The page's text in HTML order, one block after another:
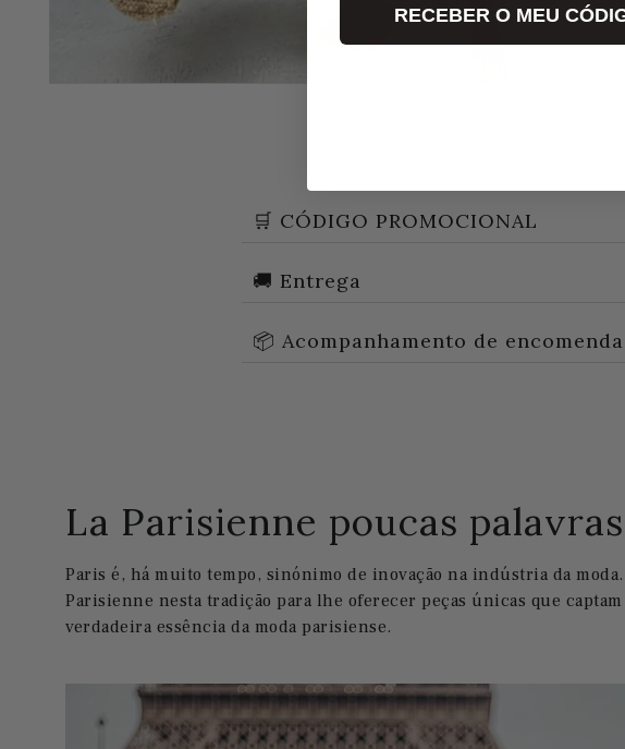
🛒 CÓDIGO PROMOCIONAL
🚚 Entrega
📦 Acompanhamento de
La Parisienne poucas palavras
Paris é, há muito tempo, sinónimo de inovação na indústria da
Parisienne nesta tradição para lhe oferecer peças únicas que captam
verdadeira essência da moda parisiense.
RECEBER O MEU